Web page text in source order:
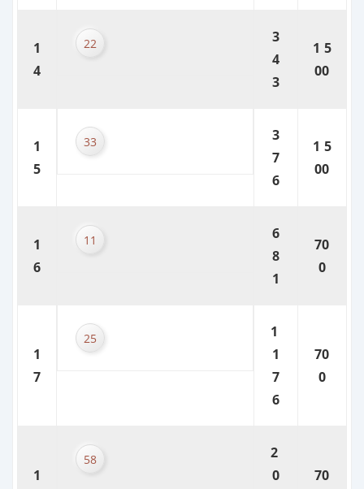
1
4
22
3
4
3
1 5
00
1
5
33
3
7
6
1 5
00
1
6
11
6
8
1
70
0
1
7
25
1
1
7
6
70
0
1
58
2
0
70